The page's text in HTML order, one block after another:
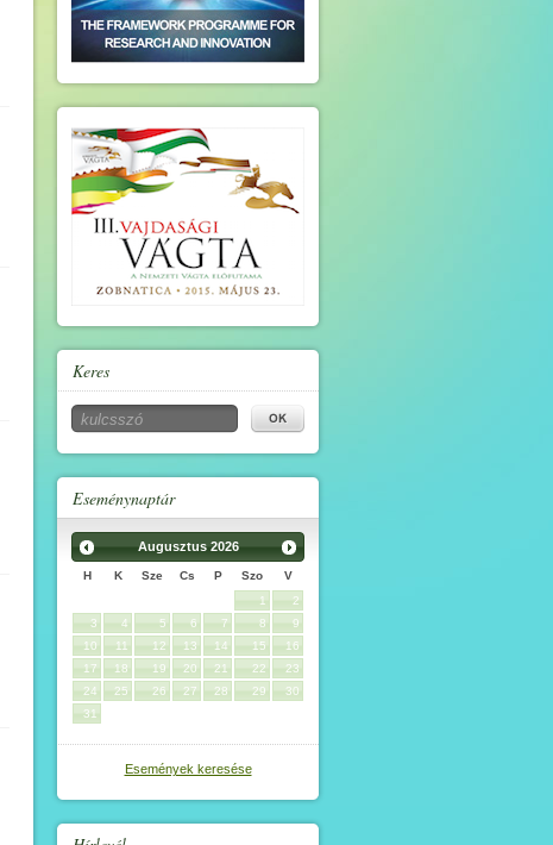
Keres
Eseménynaptár
Augusztus 2026
H K Sze Cs P Szo
V
1
2
3
4 5 6 7 8
9
10
11 12 13 14 15
16
17
18 19 20 21 22
23
24
25 26 27 28 29
30
31
Események keresése